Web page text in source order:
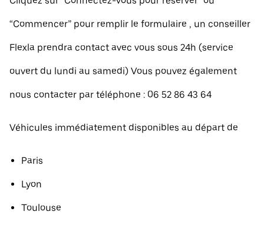
“Commencer” pour remplir le formulaire , un conseiller
Flexla prendra contact avec vous sous 24h (service
ouvert du lundi au samedi) Vous pouvez également
nous contacter par téléphone : 06 52 86 43 64
Véhicules immédiatement disponibles au départ de
Paris
Lyon
Toulouse